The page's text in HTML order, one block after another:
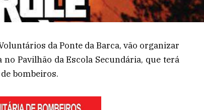
da Ponte da Barca, vão organizar
Pavilhão da Escola Secundária, que terá
bombeiros.